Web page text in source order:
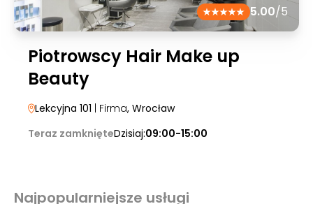
5.00/5
Piotrowscy Hair Make up
Beauty
Lekcyjna 101 | Firma, Wrocław
Teraz zamknięteDzisiaj:09:00-15:00
Najpopularniejsze usługi